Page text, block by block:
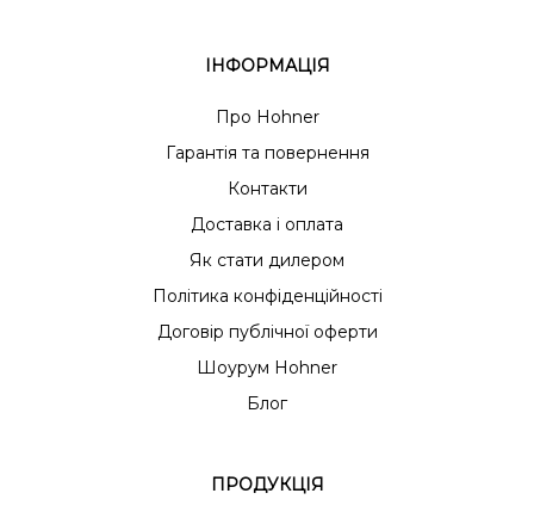
ІНФОРМАЦІЯ
Про Hohner
Гарантія та повернення
Контакти
Доставка і оплата
Як стати дилером
Політика конфіденційності
Договір публічної оферти
Шоурум Hohner
Блог
ПРОДУКЦІЯ